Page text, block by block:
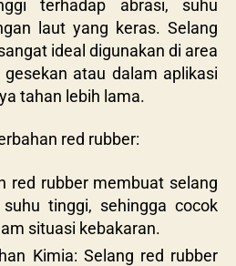
terhadap abrasi, suhu
laut yang keras. Selang
ideal digunakan di area
atau dalam aplikasi
tahan lebih lama.
red rubber:
red rubber membuat selang
tinggi, sehingga cocok
situasi kebakaran.
Kimia: Selang red rubber